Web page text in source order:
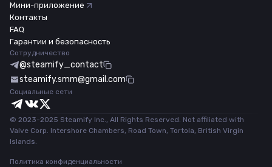
Мини-приложение
Контакты
FAQ
Гарантии и безопасность
Сотрудничество
@steamify_contact
steamify.smm@gmail.com
Социальные сети
© 2023-2025 Steamify Inc., All Rights Reserved. Not affiliated with
Valve Corp. Intershore Chambers, Road Town, Tortola, British Virgin
Islands.
Политика конфиденциальности